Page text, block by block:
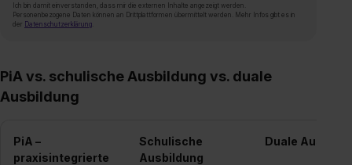
Ich bin damit einverstanden, dass mir die externen Inhalte angezeigt werden.
Personenbezogene Daten können an Drittplattformen übermittelt werden. Mehr Infos gibt es in
der Datenschutzerklärung
PiA vs. schulische Ausbildung vs. duale
Ausbildung
PiA –
praxisintegrierte
Schulische
Ausbildung
Duale